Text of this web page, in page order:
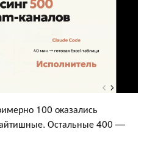
100 оказались
Остальные 400 —